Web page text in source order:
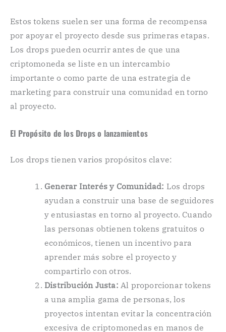
Estos tokens suelen ser una forma de recompensa
por apoyar el proyecto desde sus primeras etapas.
Los drops pueden ocurrir antes de que una
criptomoneda se liste en un intercambio
importante o como parte de una estrategia de
marketing para construir una comunidad en torno
al proyecto.
El Propósito de los Drops o lanzamientos
Los drops tienen varios propósitos clave:
Generar Interés y Comunidad: Los drops
ayudan a construir una base de seguidores
y entusiastas en torno al proyecto. Cuando
las personas obtienen tokens gratuitos o
económicos, tienen un incentivo para
aprender más sobre el proyecto y
compartirlo con otros.
Distribución Justa: Al proporcionar tokens
a una amplia gama de personas, los
proyectos intentan evitar la concentración
excesiva de criptomonedas en manos de